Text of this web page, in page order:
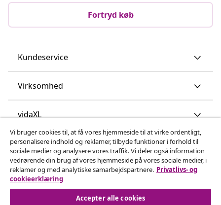
Fortryd køb
Kundeservice
Virksomhed
vidaXL
Opdag mere
Vi bruger cookies til, at få vores hjemmeside til at virke ordentligt,
personalisere indhold og reklamer, tilbyde funktioner i forhold til
sociale medier og analysere vores traffik. Vi deler også information
vedrørende din brug af vores hjemmeside på vores sociale medier, i
reklamer og med analytiske samarbejdspartnere. Privatlivs- og
cookieerklæring
Accepter alle cookies